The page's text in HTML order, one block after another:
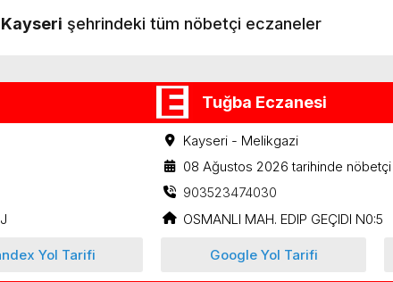
Kayseri şehrindeki tüm nöbetçi eczaneler
Yol Tarifi
Tuğba Eczanesi
Kayseri - Melikgazi
08 Ağustos 2026 tarihinde nöbetçi
903523474030
OSMANLI MAH. EDIP GEÇIDI N0:5
Google Yol Tarifi